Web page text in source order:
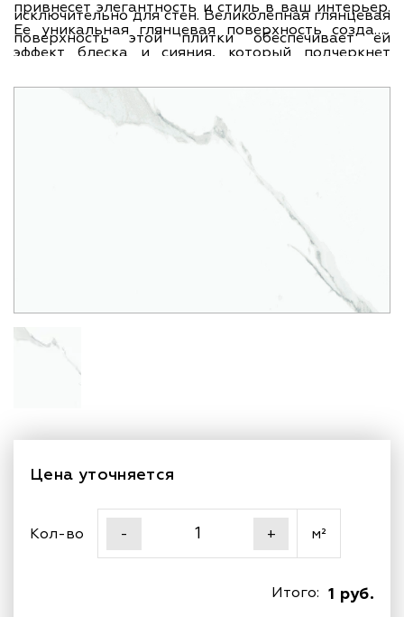
исключительно для стен. Великолепная глянцевая
поверхность этой плитки обеспечивает ей
элегантный и сияющий вид, который придаст
вашему помещению особую привлекательность и
стиль. Настенная плитка Geotiles Neptune Blanco
33,3x55 произведена в Испании, стране бренда,
которая славится своим высоким качеством и
стилем в производстве плитки. Geotiles -
производитель, который славится своим
профессионализмом и исключительным уровнем
качества своей продукции. Коллекция Neptune -
это коллекция плиток, включающая в себя
уникальные дизайны и оригинальные решения в
области оформления помещений. Размеры плитки
составляют 33,3х55 см., что является оптимальным
вариантом для создания прекрасного и
продуманного дизайна. Материал, из которого
эксплуатации. Ширина плитки составляет 33.3 см.,
а длина - 55 см., что позволяет создать
привнесет элегантность и стиль в ваш интерьер.
Ее уникальная глянцевая поверхность создает
эффект блеска и сияния, который подчеркнет
страна бренда, откуда пришла эта плитка,
славится своим качеством и стилем производства
керамической плитки. Geotiles – производитель,
известный своими профессиональными
решениями и исключительным уровнем качества
своих изделий. Коллекция Neptune – это
уникальная серия керамической плитки,
предлагающая оригинальный и современный
дизайн. Размер плитки 33.3х55 см. позволяет
создавать гармоничные и пропорциональные
композиции в вашем помещении. Материал, из
которого изготовлена плитка – красная глина,
делает ее прочной и стойкой к воздействию
создания элегантного и стильного интерьера.
Цена уточняется
Кол-во - + м²
1 руб.
Итого: